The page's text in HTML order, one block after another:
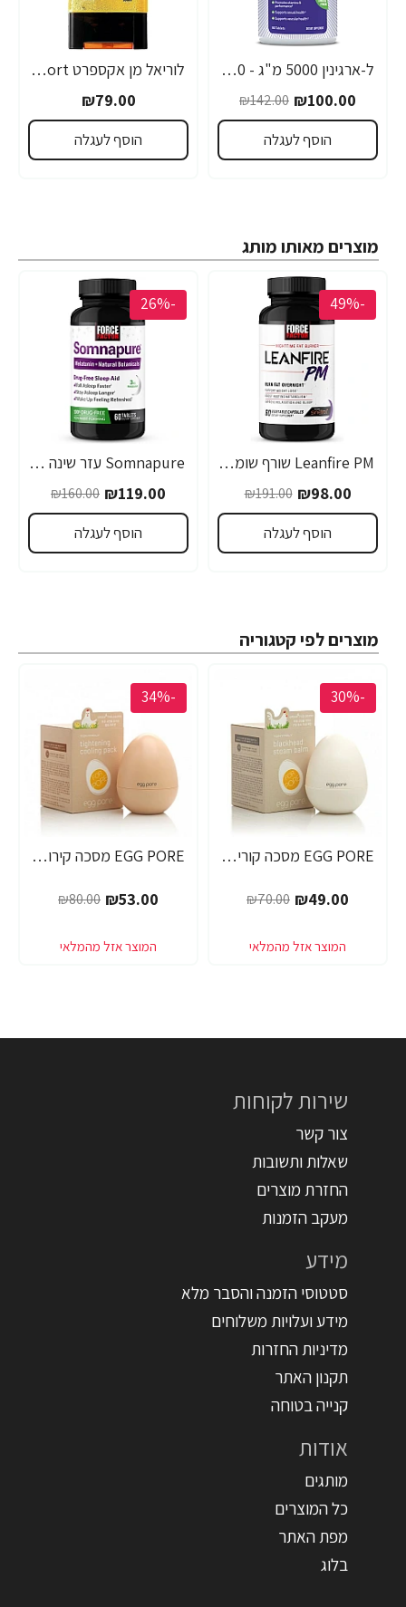
ל-ארגינין 5000 מ"ג - 90 טבליות (1,000 מ"ג לטבליה) - מבית NATROL
₪100.00
₪142.00
הוסף לעגלה
לוריאל מן אקספרט Sport ג'ל רחצה ספורט לגבר 300 מ"ל - מבית L'OREAL
₪79.00
הוסף לעגלה
מוצרים מאותו מותג
-49%
Leanfire PM שורף שומנים ללילה 60 כמוסות צמחיות - מבית Force Factor
₪98.00
₪191.00
הוסף לעגלה
-26%
Somnapure עזר שינה טבעי 60 טבליות - מבית Force Factor
₪119.00
₪160.00
הוסף לעגלה
מוצרים לפי קטגוריה
-30%
EGG PORE מסכה קוריאנית לניקוי ראשים שחורים 30 גרם - מבית Tony Moly
₪49.00
₪70.00
-34%
EGG PORE מסכה קירור לכיווץ נקבוביות 30 גרם - מבית Tony Moly
₪53.00
₪80.00
שירות לקוחות
צור קשר
שאלות ותשובות
החזרת מוצרים
מעקב הזמנות
מידע
סטטוסי הזמנה והסבר מלא
מידע ועלויות משלוחים
מדיניות החזרות
תקנון האתר
קנייה בטוחה
אודות
מותגים
כל המוצרים
מפת האתר
בלוג